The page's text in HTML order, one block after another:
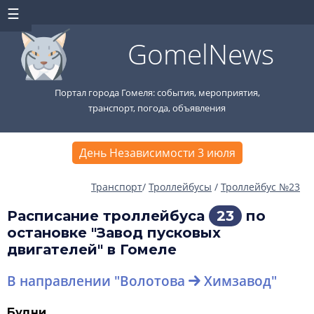
GomelNews
Портал города Гомеля: события, мероприятия,
транспорт, погода, объявления
День Независимости 3 июля
Транспорт/ Троллейбусы / Троллейбус №23
Расписание троллейбуса 23
по
остановке "Завод пусковых
двигателей" в Гомеле
В направлении "Волотова Химзавод"